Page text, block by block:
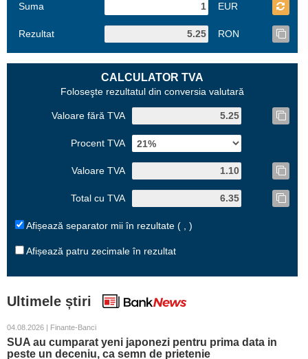
Suma EUR
Rezultat RON
CALCULATOR TVA
Foloseşte rezultatul din conversia valutară
Valoare fără TVA
Procent TVA
Valoare TVA
Total cu TVA
Afișează separator mii în rezultate ( , )
Afișează patru zecimale în rezultat
Ultimele știri
04.08.2026 | Finante-Banci
SUA au cumparat yeni japonezi pentru prima data in
peste un deceniu, ca semn de prietenie